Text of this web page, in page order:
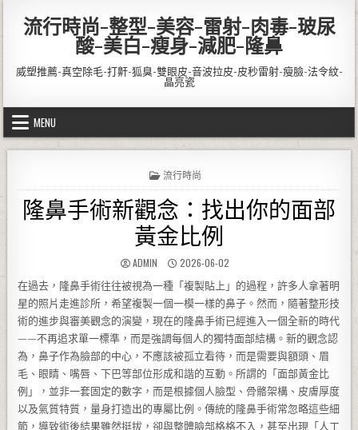
流行時尚-整型-美容-雷射-肉毒-玻尿
酸-美白-瘦身-減肥-隆鼻
威塑推薦-真空除毛-打鼾-狐臭-雙眼皮-音波拉皮-皮秒雷射-瘦臉-法令紋-
晶亮瓷
MENU
POSTED IN
流行時尚
隆鼻手術新觀念：找出你的面部
黃金比例
AUTHOR:
ADMIN PUBLISHED DATE:
2026-06-02
在過去，隆鼻手術往往被視為一種「複製貼上」的過程，許多人拿著明
星的照片走進診所，希望複製一個一模一樣的鼻子。然而，隨著整形技
術的進步與審美觀念的演變，現在的隆鼻手術已經進入一個全新的時代
——不再追求單一標準，而是強調每個人的獨特面部結構。新的觀念認
為，鼻子作為臉部的中心，不應該被孤立看待，而是需要與額頭、眉
毛、眼睛、嘴唇、下巴等部位形成和諧的互動。所謂的「面部黃金比
例」，並非一套固定的數字，而是根據個人臉型、骨骼架構、皮膚厚度
以及氣質特質，量身打造出的專屬比例。傳統的隆鼻手術常忽略這些細
節，導致術後結果雖然挺拔，卻與整體臉部格格不入，甚至出現「人工